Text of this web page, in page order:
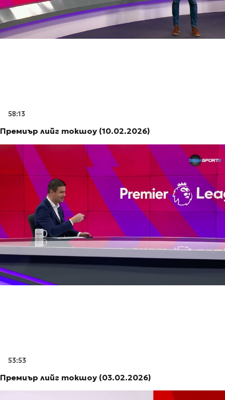
58:13
Премиър лийг токшоу (10.02.2026)
53:53
Премиър лийг токшоу (03.02.2026)